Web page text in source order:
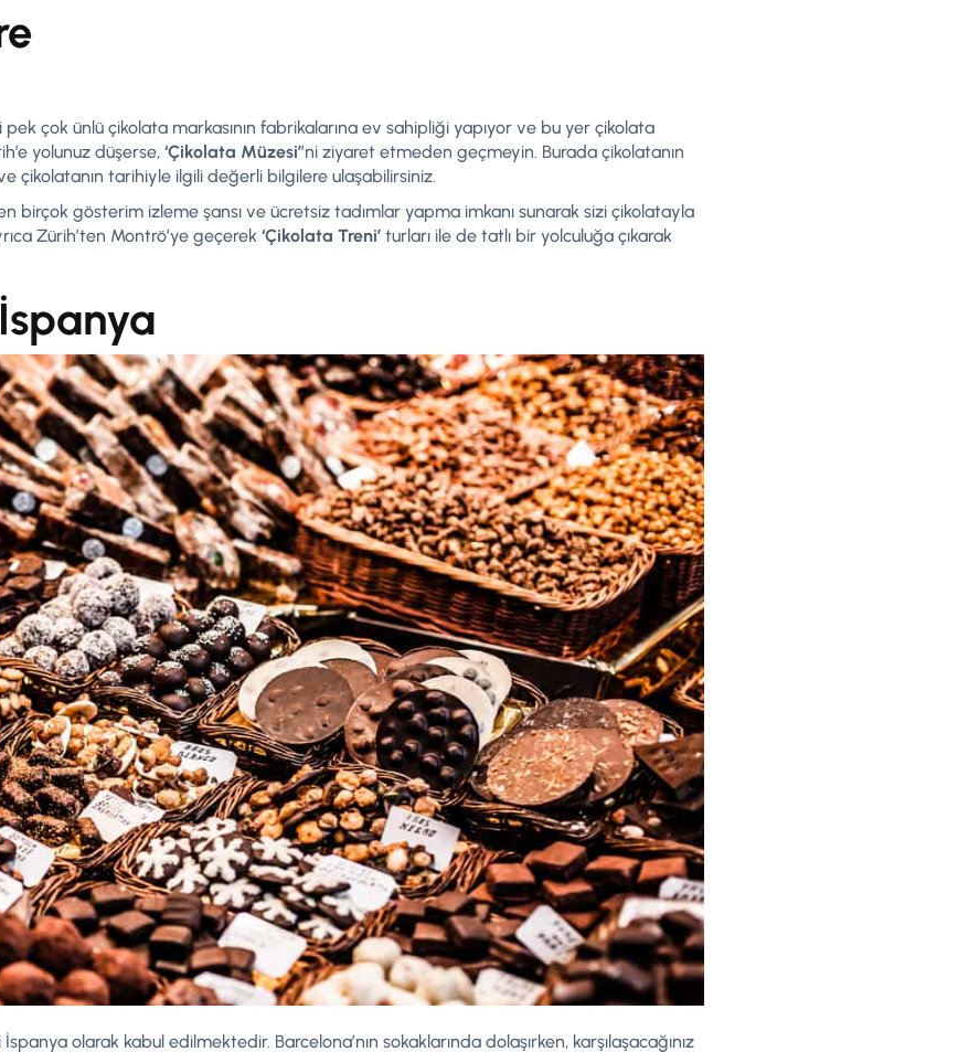
çok ünlü çikolata markasının fabrikalarına ev sahipliği yapıyor ve bu yer çikolata
yolunuz düşerse, ‘Çikolata Müzesi’’ni ziyaret etmeden geçmeyin. Burada çikolatanın
çikolatanın tarihiyle ilgili değerli bilgilere ulaşabilirsiniz.
birçok gösterim izleme şansı ve ücretsiz tadımlar yapma imkanı sunarak sizi çikolatayla
Zürih’ten Montrö’ye geçerek ‘Çikolata Treni’ turları ile de tatlı bir yolculuğa çıkarak
olarak kabul edilmektedir. Barcelona’nın sokaklarında dolaşırken, karşılaşacağınız